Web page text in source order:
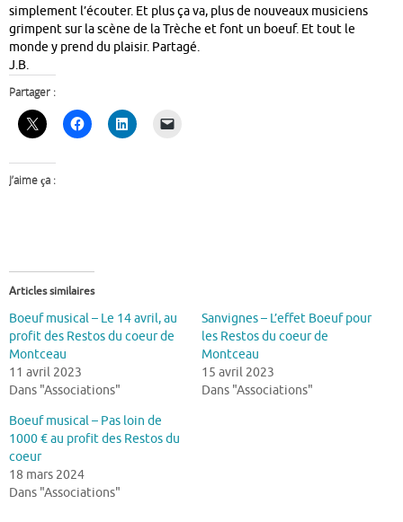
simplement l’écouter. Et plus ça va, plus de nouveaux musiciens
grimpent sur la scène de la Trèche et font un boeuf. Et tout le
monde y prend du plaisir. Partagé.
J.B.
Partager :
J’aime ça :
Articles similaires
Boeuf musical – Le 14 avril, au
profit des Restos du coeur de
Montceau
11 avril 2023
Dans "Associations"
Sanvignes – L’effet Boeuf pour
les Restos du coeur de
Montceau
15 avril 2023
Dans "Associations"
Boeuf musical – Pas loin de
1000 € au profit des Restos du
coeur
18 mars 2024
Dans "Associations"